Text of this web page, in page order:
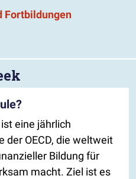
Fortbildungen
eine jährlich
der OECD, die weltweit
Bildung für
macht. Ziel ist es